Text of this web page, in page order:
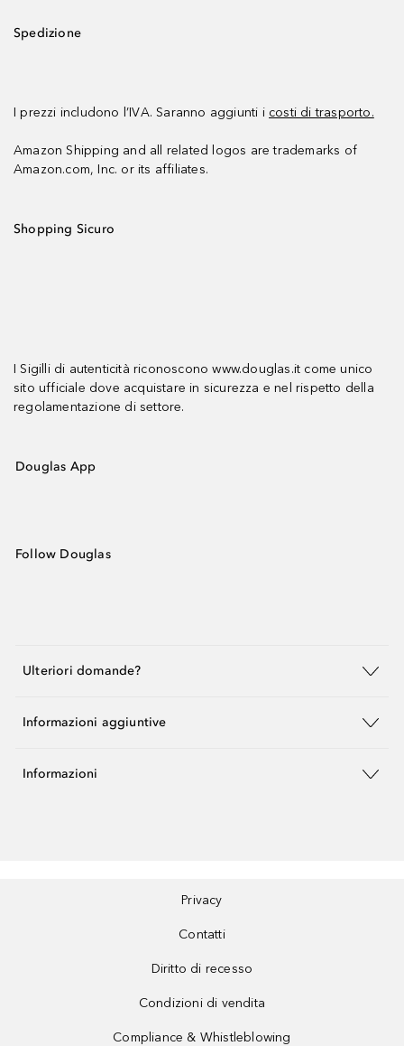
Spedizione
I prezzi includono l’IVA. Saranno aggiunti i costi di trasporto.
Amazon Shipping and all related logos are trademarks of
Amazon.com, Inc. or its affiliates.
Shopping Sicuro
I Sigilli di autenticità riconoscono www.douglas.it come unico
sito ufficiale dove acquistare in sicurezza e nel rispetto della
regolamentazione di settore.
Douglas App
Follow Douglas
Ulteriori domande?
Informazioni aggiuntive
Informazioni
Privacy
Contatti
Diritto di recesso
Condizioni di vendita
Compliance & Whistleblowing